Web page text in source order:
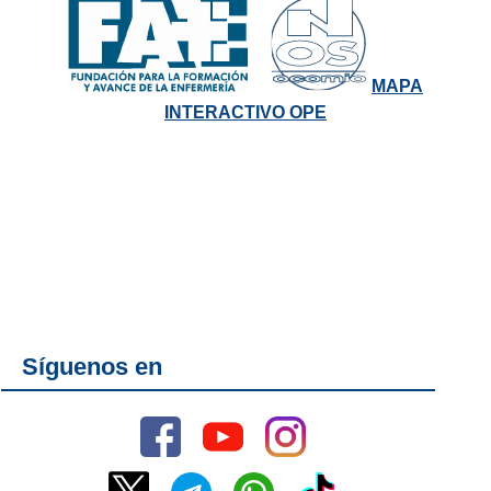
MAPA
INTERACTIVO OPE
Síguenos en